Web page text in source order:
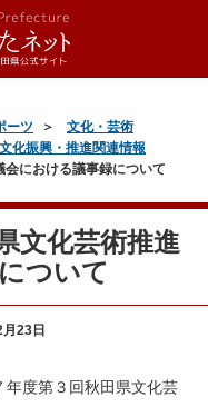
ーツ
文化・芸術
文化振興・推進関連情報
における議事録について
文化芸術推進
ついて
23日
度第３回秋田県文化芸